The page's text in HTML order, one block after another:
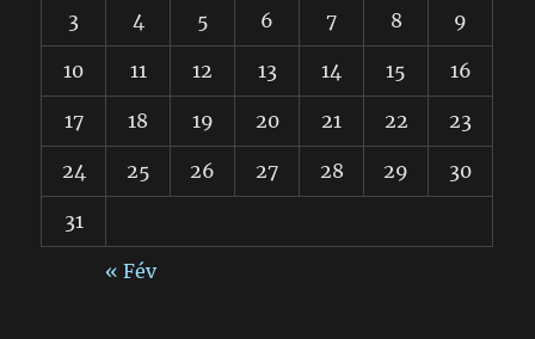
3 4 5 6 7 8 9
10 11 12 13 14 15 16
17 18 19 20 21 22 23
24 25 26 27 28 29 30
31
« Fév